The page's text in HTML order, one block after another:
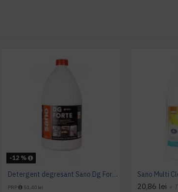
-12 %
Detergent degresant Sano Dg Forte 4L
PRP 51,40 lei 20,86 lei +